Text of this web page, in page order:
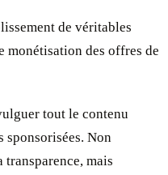
de véritables
monétisation des offres de
tout le contenu
sponsorisées. Non
transparence, mais